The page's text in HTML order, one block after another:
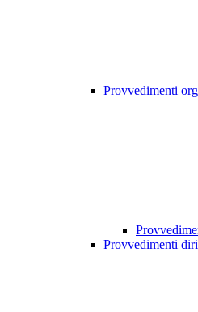
Provvedimenti
Provvedimenti